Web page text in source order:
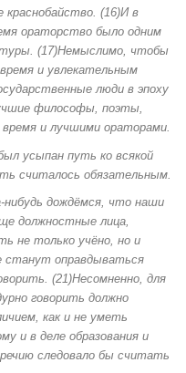
краснобайство. (16)И в
ораторство было одним
(17)Немыслимо, чтобы
и увлекательным
люди в эпоху
философы, поэты,
и лучшими ораторами.
усыпан путь ко всякой
считалось обязательным.
дождёмся, что наши
должностные лица,
не только учёно, но и
станут оправдываться
(21)Несомненно, для
говорить должно
как и не уметь
и в деле образования и
следовало бы считать